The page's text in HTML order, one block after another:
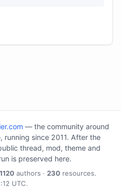
— the community around
running since 2011. After the
thread, mod, theme and
is preserved here.
1120 authors · 230 resources.
UTC.